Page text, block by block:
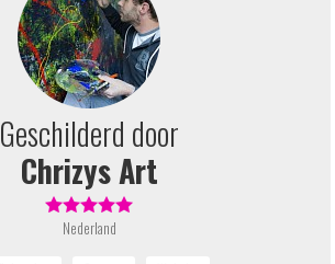
Geschilderd door
Chrizys Art
Nederland